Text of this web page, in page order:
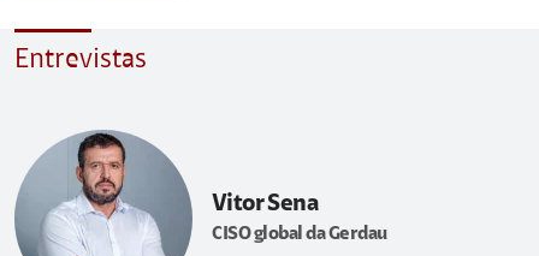
Entrevistas
Vitor Sena
CISO global da Gerdau